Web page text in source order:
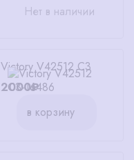
Нет в наличии
Victory V42512 С3
2000₽
в корзину